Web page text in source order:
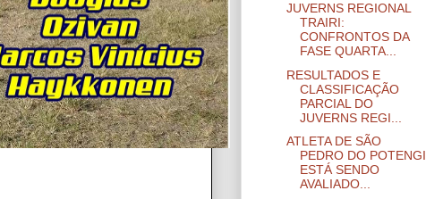
JUVERNS REGIONAL
TRAIRI:
CONFRONTOS DA
FASE QUARTA...
RESULTADOS E
CLASSIFICAÇÃO
PARCIAL DO
JUVERNS REGI...
ATLETA DE SÃO
PEDRO DO POTENGI
ESTÁ SENDO
AVALIADO...